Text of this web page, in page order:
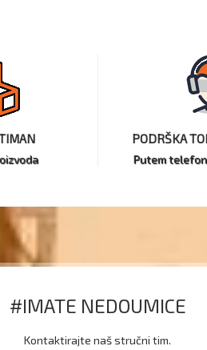
PODRŠKA
Putem
#IMATE NEDOUMICE
Kontaktirajte naš stručni tim.